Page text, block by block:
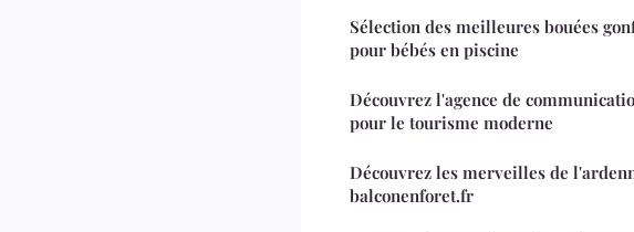
Sélection des meilleures bouées
pour bébés en piscine
Découvrez l'agence de
pour le tourisme moderne
Découvrez les merveilles de
balconenforet.fr